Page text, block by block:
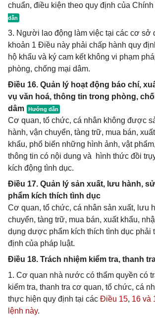
chuẩn, điều kiện theo quy định của Chính
3. Người lao động làm việc tại các cơ sở
khoản 1 Điều này phải chấp hành quy
hộ khẩu và ký cam kết không vi phạm
phòng, chống mại dâm.
Điều 16. Quản lý hoạt động báo chí,
vụ văn hoá, thông tin trong phòng,
dâm
Cơ quan, tổ chức, cá nhân không được
hành, vận chuyển, tàng trữ, mua bán,
khẩu, phổ biến những hình ảnh, vật
thông tin có nội dung và hình thức đồi
kích động tình dục.
Điều 17. Quản lý sản xuất, lưu hành,
phẩm kích thích tình dục
Cơ quan, tổ chức, cá nhân sản xuất, lưu
chuyển, tàng trữ, mua bán, xuất khẩu,
dụng dược phẩm kích thích tình dục phải
định của pháp luật.
Điều 18. Trách nhiệm kiểm tra, thanh
1. Cơ quan nhà nước có thẩm quyền có
kiểm tra, thanh tra cơ quan, tổ chức, cá
thực hiện quy định tại các Điều 15, 16 và
lệnh này.